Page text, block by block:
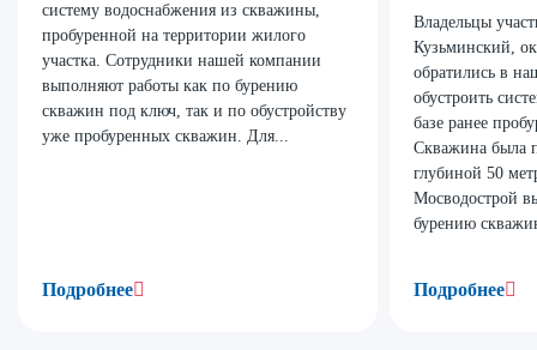
систему водоснабжения из скважины,
пробуренной на территории жилого
участка. Сотрудники нашей компании
выполняют работы как по бурению
скважин под ключ, так и по обустройству
уже пробуренных скважин. Для...
Подробнее
Владельцы
Кузьминский,
обратились в
обустроить
базе ранее
Скважина была
глубиной 50
Мосводострой
бурению
Подробнее